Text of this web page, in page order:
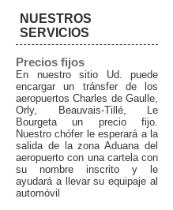
NUESTROS
SERVICIOS
Precios fijos
En nuestro sitio Ud. puede
encargar un tránsfer de los
aeropuertos Charles de Gaulle,
Orly, Beauvais-Tillé, Le
Bourgeta un precio fijo.
Nuestro chófer le esperará a la
salida de la zona Aduana del
aeropuerto con una cartela con
su nombre inscrito y le
ayudará a llevar su equipaje al
automóvil